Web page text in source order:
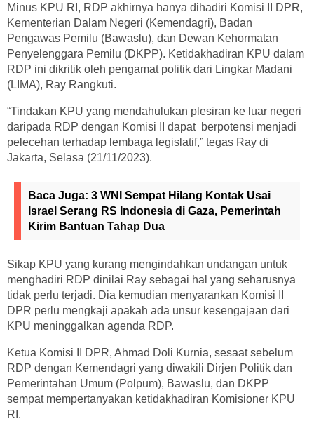
Minus KPU RI, RDP akhirnya hanya dihadiri Komisi II DPR,
Kementerian Dalam Negeri (Kemendagri), Badan
Pengawas Pemilu (Bawaslu), dan Dewan Kehormatan
Penyelenggara Pemilu (DKPP). Ketidakhadiran KPU dalam
RDP ini dikritik oleh pengamat politik dari Lingkar Madani
(LIMA), Ray Rangkuti.
“Tindakan KPU yang mendahulukan plesiran ke luar negeri
daripada RDP dengan Komisi II dapat berpotensi menjadi
pelecehan terhadap lembaga legislatif,” tegas Ray di
Jakarta, Selasa (21/11/2023).
Baca Juga: 3 WNI Sempat Hilang Kontak Usai
Israel Serang RS Indonesia di Gaza, Pemerintah
Kirim Bantuan Tahap Dua
Sikap KPU yang kurang mengindahkan undangan untuk
menghadiri RDP dinilai Ray sebagai hal yang seharusnya
tidak perlu terjadi. Dia kemudian menyarankan Komisi II
DPR perlu mengkaji apakah ada unsur kesengajaan dari
KPU meninggalkan agenda RDP.
Ketua Komisi II DPR, Ahmad Doli Kurnia, sesaat sebelum
RDP dengan Kemendagri yang diwakili Dirjen Politik dan
Pemerintahan Umum (Polpum), Bawaslu, dan DKPP
sempat mempertanyakan ketidakhadiran Komisioner KPU
RI.